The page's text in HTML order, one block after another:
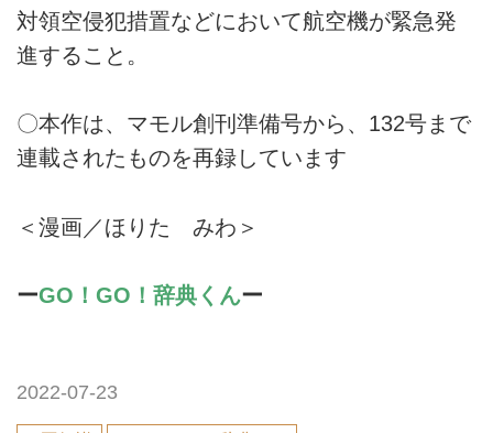
対領空侵犯措置などにおいて航空機が緊急発
進すること。
〇本作は、マモル創刊準備号から、132号まで
連載されたものを再録しています
＜漫画／ほりた みわ＞
ーGO！GO！辞典くんー
2022-07-23